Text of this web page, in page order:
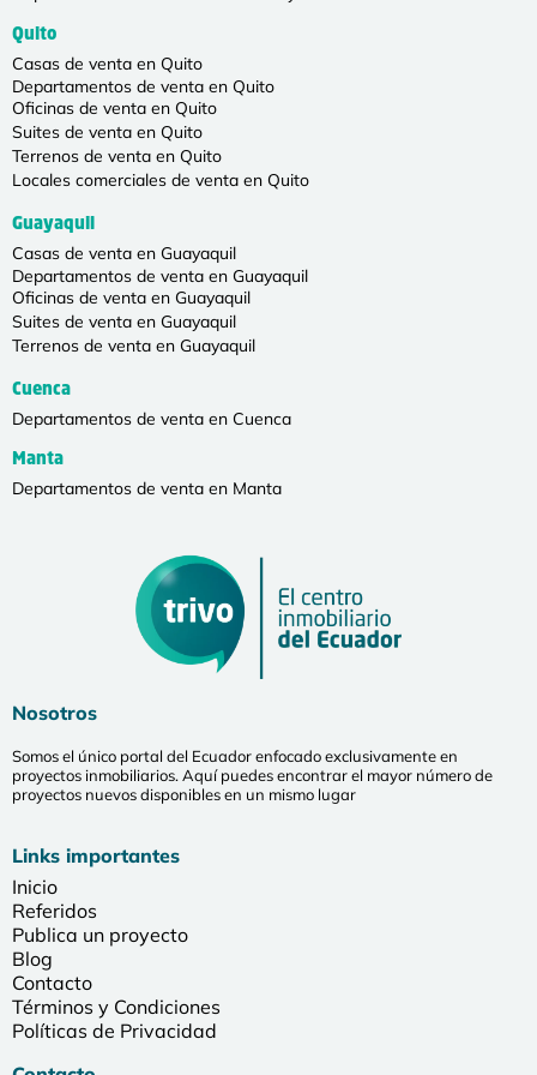
Quito
Casas de venta en Quito
Departamentos de venta en Quito
Oficinas de venta en Quito
Suites de venta en Quito
Terrenos de venta en Quito
Locales comerciales de venta en Quito
Guayaquil
Casas de venta en Guayaquil
Departamentos de venta en Guayaquil
Oficinas de venta en Guayaquil
Suites de venta en Guayaquil
Terrenos de venta en Guayaquil
Cuenca
Departamentos de venta en Cuenca
Manta
Departamentos de venta en Manta
Nosotros
Somos el único portal del Ecuador enfocado exclusivamente en
proyectos inmobiliarios. Aquí puedes encontrar el mayor número de
proyectos nuevos disponibles en un mismo lugar
Links importantes
Inicio
Referidos
Publica un proyecto
Blog
Contacto
Términos y Condiciones
Políticas de Privacidad